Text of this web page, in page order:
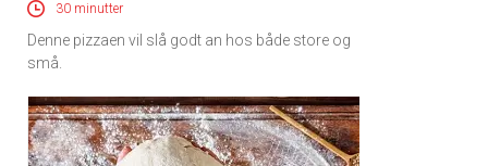
30 minutter
Denne pizzaen vil slå godt an hos både store og
små.